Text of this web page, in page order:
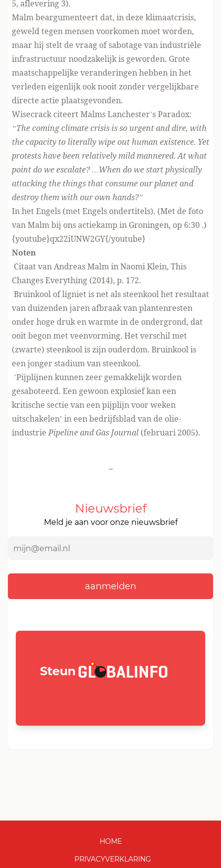
5, aflevering 3).
Malm beargumenteert dat, in deze klimaatcrisis,
geweld tegen mensen voorkomen moet worden,
maar hij stelt de vraag of sabotage van industriële
infrastructuur noodzakelijk is geworden. Grote
maatschappelijke veranderingen hebben in het
verleden eigenlijk ook nooit zonder vergelijkbare
directe actie plaatsgevonden.
Wisecrack citeert Malms Lanchester’s Paradox:
“The coming climate crisis is so urgent and dire, with
the capacity to literally wipe out human existence. Yet
protests have been relatively mild mannered. At what
point do we escalate? …When do we start physically
attacking the things that consume our planet and
destroy them with our own hands?”
In het Engels (met Engels ondertitels). (Met de foto
van Malm bij ons actiekamp in Groningen, op 6:30 .)
{youtube}qx22iUNW2GY{/youtube}
Noten
Citaat van Andreas Malm in Naomi Klein, This
Changes Everything (2014), p. 172.
Bruinkool of ligniet is net als steenkool het resultaat
van duizenden jaren afbraak van plantenresten
onder hoge druk en warmte in de ondergrond, dat
ooit begon met veenvorming. Het verschil met
(zwarte) steenkool is zijn ouderdom. Bruinkool is
een jonger stadium van steenkool.
’Pijplijnen kunnen zeer gemakkelijk worden
gesaboteerd. Een gewoon explosief kan een
kritische sectie van een pijplijn voor weken
uitschakelen’ in een bedrijfsblad van de olie-
industriePipeline and Gas Journal (februari 2005).
-
Nieuwsbrief
Meld je aan voor onze nieuwsbrief
Steun GLOBALINFO.nl
HOME
PRIVACYVERKLARING